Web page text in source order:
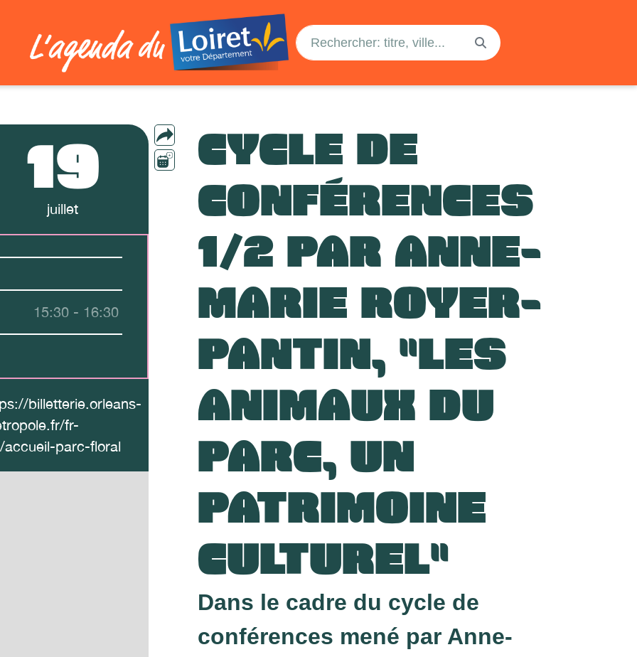
CYCLE DE
CONFÉRENCES
1/2 PAR ANNE-
MARIE ROYER-
PANTIN, "LES
ANIMAUX DU
PARC, UN
PATRIMOINE
CULTUREL"
19
juillet
15:30 - 16:30
billetterie.orleans-
fr-
accueil-parc-floral
Dans le cadre du cycle de
conférences mené par Anne-